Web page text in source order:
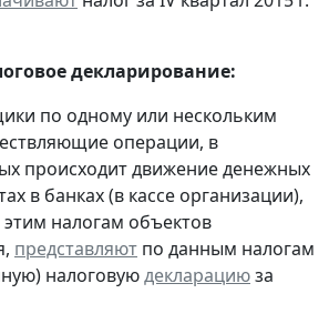
декларирование:
по одному или нескольким
операции, в
происходит движение денежных
в банках (в кассе организации),
налогам объектов
представляют по данным налогам
налоговуюдекларациюза